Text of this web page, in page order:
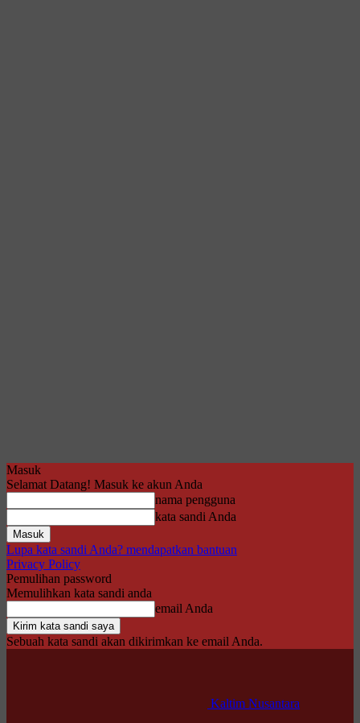
Masuk
Selamat Datang! Masuk ke akun Anda
nama pengguna
kata sandi Anda
Lupa kata sandi Anda? mendapatkan bantuan
Privacy Policy
Pemulihan password
Memulihkan kata sandi anda
email Anda
Sebuah kata sandi akan dikirimkan ke email Anda.
Kaltim Nusantara